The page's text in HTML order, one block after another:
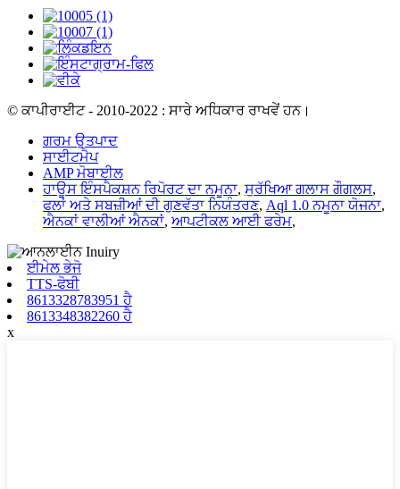
© ਕਾਪੀਰਾਈਟ - 2010-2022 : ਸਾਰੇ ਅਧਿਕਾਰ ਰਾਖਵੇਂ ਹਨ।
ਗਰਮ ਉਤਪਾਦ
ਸਾਈਟਮੈਪ
AMP ਮੋਬਾਈਲ
ਹਾਊਸ ਇੰਸਪੈਕਸ਼ਨ ਰਿਪੋਰਟ ਦਾ ਨਮੂਨਾ, ਸੁਰੱਖਿਆ ਗਲਾਸ ਗੌਗਲਸ,
ਫਲਾਂ ਅਤੇ ਸਬਜ਼ੀਆਂ ਦੀ ਗੁਣਵੱਤਾ ਨਿਯੰਤਰਣ, Aql 1.0 ਨਮੂਨਾ ਯੋਜਨਾ,
ਐਨਕਾਂ ਵਾਲੀਆਂ ਐਨਕਾਂ, ਆਪਟੀਕਲ ਆਈ ਫਰੇਮ,
ਈਮੇਲ ਭੇਜੋ
TTS-ਫੋਬੀ
8613328783951 ਹੈ
8613348382260 ਹੈ
x